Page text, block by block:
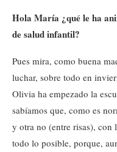
Hola María ¿qué le ha
de salud infantil?
Pues mira, como buena
luchar, sobre todo en
Olivia ha empezado la
sabíamos que, como es
y otra no (entre risas), con
todo lo posible, porque,